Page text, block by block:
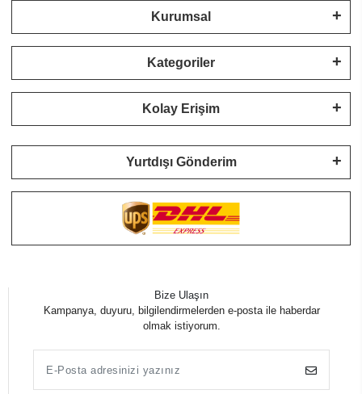
Kurumsal
Kategoriler
Kolay Erişim
Yurtdışı Gönderim
Bize Ulaşın
Kampanya, duyuru, bilgilendirmelerden e-posta ile haberdar
olmak istiyorum.